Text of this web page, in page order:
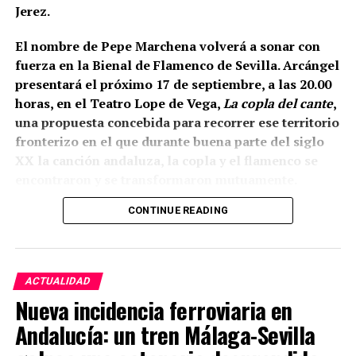
tongadas de cal hasta conformar la liza,
documentada a una cota de 133,48 metros sobre el
nivel del mar.
Está arqueológicamente demostrado que, al menos
Jerez.
El nombre de Pepe Marchena volverá a sonar con
fuerza en la Bienal de Flamenco de Sevilla. Arcángel
presentará el próximo 17 de septiembre, a las 20.00
horas, en el Teatro Lope de Vega,La copla del cante,
una propuesta concebida para recorrer ese territorio
fronterizo en el que durante buena parte del siglo
XX la canción andaluza, la copla y el flamenco se
La propia organización ha definido el espectáculo
entre flamenco y copla, pero existe un dato
especialmente relevante para Marchena: el
repertorio está inspirado expresamente en
Marchena, Caracol, Pepe Pinto, Canalejas y La
Paquera de Jerez. Es decir, Pepe Marchena no
aparece aquí como una relación interpretativa
CONTINUE READING
ACTUALIDAD
Nueva incidencia ferroviaria en
Andalucía: un tren Málaga-Sevilla